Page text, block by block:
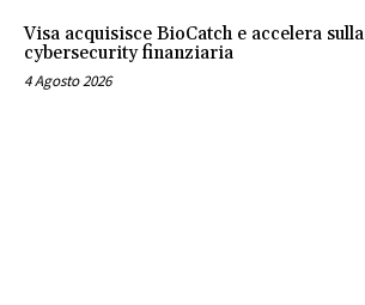
Visa acquisisce BioCatch e accelera sulla
cybersecurity finanziaria
4 Agosto 2026